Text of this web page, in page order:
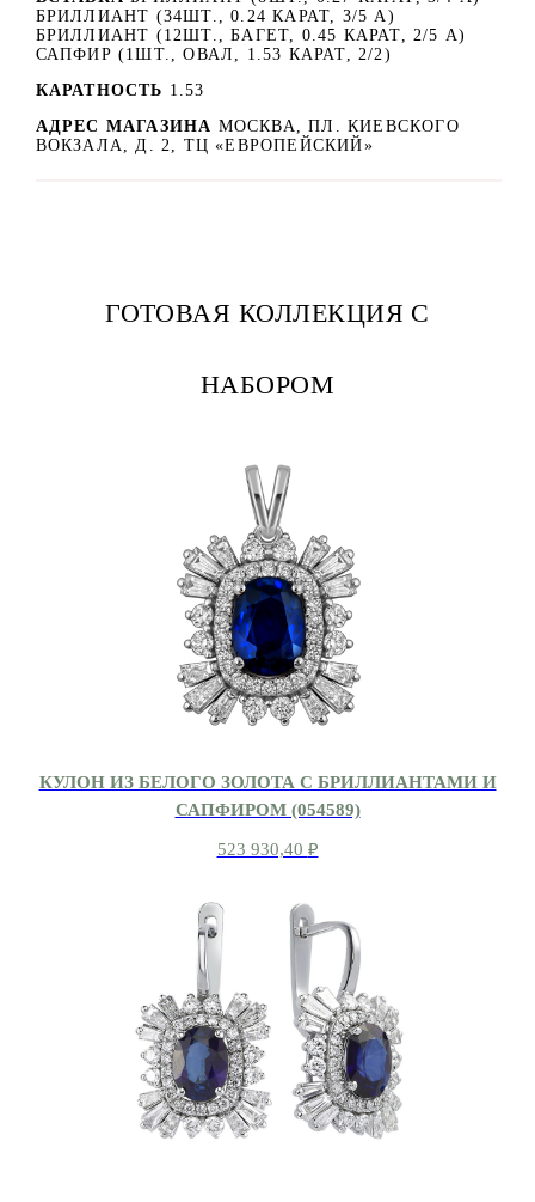
БРИЛЛИАНТ (34ШТ., 0.24 КАРАТ, 3/5 А)
БРИЛЛИАНТ (12ШТ., БАГЕТ, 0.45 КАРАТ, 2/5 А)
САПФИР (1ШТ., ОВАЛ, 1.53 КАРАТ, 2/2)
КАРАТНОСТЬ 1.53
АДРЕС МАГАЗИНА МОСКВА, ПЛ. КИЕВСКОГО
ВОКЗАЛА, Д. 2, ТЦ «ЕВРОПЕЙСКИЙ»
ГОТОВАЯ КОЛЛЕКЦИЯ С
НАБОРОМ
КУЛОН ИЗ БЕЛОГО ЗОЛОТА С БРИЛЛИАНТАМИ И
САПФИРОМ (054589)
523 930,40 ₽